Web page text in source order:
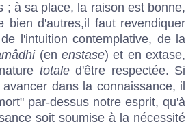
; à sa place, la raison est bonne,
bien d'autres,il faut revendiquer
l'intuition contemplative, de la
(en enstase) et en extase,
totaled'être respectée. Si
dans la connaissance, il
par-dessus notre esprit, qu'à
soit soumise à la nécessité